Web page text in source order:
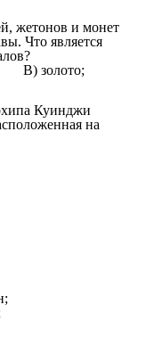
жетонов и монет
Что является
В) золото;
Куинджи
на